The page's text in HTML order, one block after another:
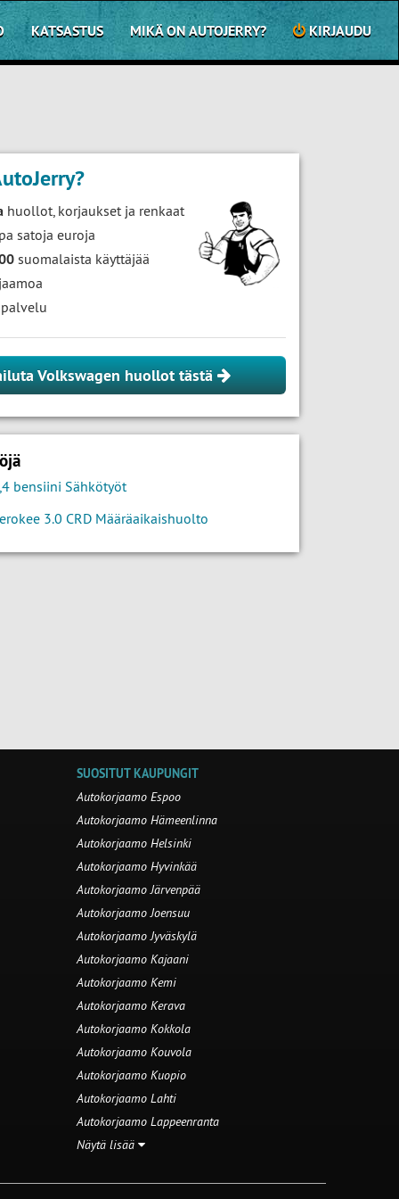
KATSASTUS MIKÄ ON AUTOJERRY? KIRJAUDU
huollot, korjaukset ja renkaat
satoja euroja
suomalaista käyttäjää
palvelu
Volkswagen huollot tästä
bensiini Sähkötyöt
3.0 CRD Määräaikaishuolto
SUOSITUT KAUPUNGIT
Autokorjaamo Espoo
Autokorjaamo Hämeenlinna
Autokorjaamo Helsinki
Autokorjaamo Hyvinkää
Autokorjaamo Järvenpää
Autokorjaamo Joensuu
Autokorjaamo Jyväskylä
Autokorjaamo Kajaani
Autokorjaamo Kemi
Autokorjaamo Kerava
Autokorjaamo Kokkola
Autokorjaamo Kouvola
Autokorjaamo Kuopio
Autokorjaamo Lahti
Autokorjaamo Lappeenranta
Näytä lisää